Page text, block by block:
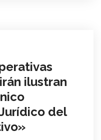
ilustran
del